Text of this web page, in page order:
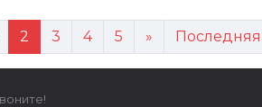
2 3 4 5 » Последняя